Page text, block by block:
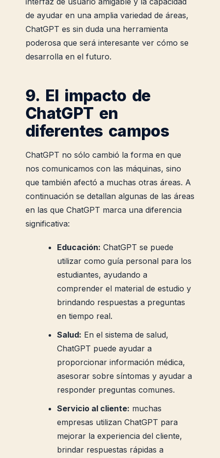
de ayudar en una amplia variedad de áreas,
ChatGPT es sin duda una herramienta
poderosa que será interesante ver cómo se
desarrolla en el futuro.
9. El impacto de
ChatGPT en
diferentes campos
ChatGPT no sólo cambió la forma en que
nos comunicamos con las máquinas, sino
que también afectó a muchas otras áreas. A
continuación se detallan algunas de las áreas
en las que ChatGPT marca una diferencia
significativa:
Educación: ChatGPT se puede
utilizar como guía personal para los
estudiantes, ayudando a
comprender el material de estudio y
brindando respuestas a preguntas
en tiempo real.
Salud: En el sistema de salud,
ChatGPT puede ayudar a
proporcionar información médica,
asesorar sobre síntomas y ayudar a
responder preguntas comunes.
Servicio al cliente: muchas
empresas utilizan ChatGPT para
mejorar la experiencia del cliente,
brindar respuestas rápidas a